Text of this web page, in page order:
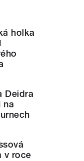
holka
Deidra
na
v roce